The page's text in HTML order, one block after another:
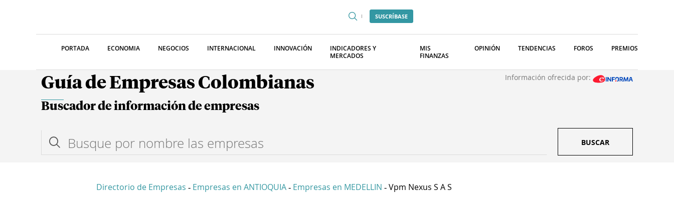
SUSCRÍBASE
PORTADA ECONOMIA NEGOCIOS INTERNACIONAL INNOVACIÓN
INDICADORES Y
MERCADOS
MIS
FINANZAS
OPINIÓN TENDENCIAS FOROS PREMIOS
Guía de Empresas Colombianas Información ofrecida por:
Buscador de información de empresas
BUSCAR
Directorio de Empresas - Empresas en ANTIOQUIA - Empresas en MEDELLIN - Vpm Nexus S A S